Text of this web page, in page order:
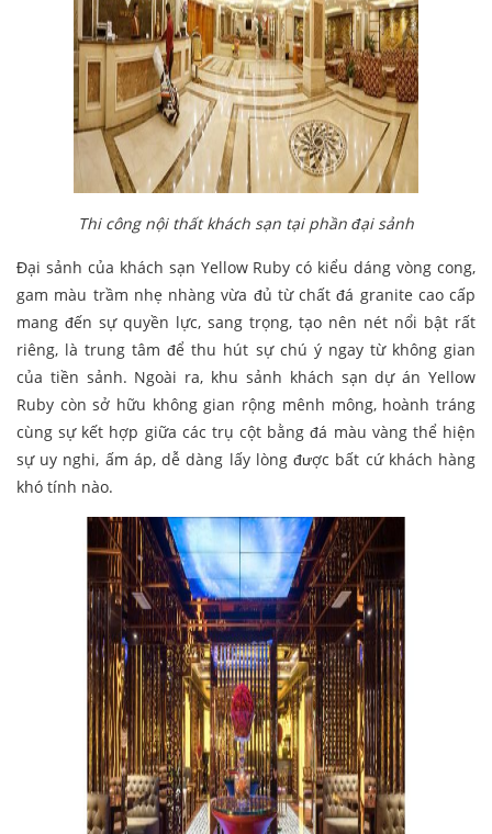
Thi công nội thất khách sạn tại phần đại sảnh
Đại sảnh của khách sạn Yellow Ruby có kiểu dáng vòng cong,
gam màu trầm nhẹ nhàng vừa đủ từ chất đá granite cao cấp
mang đến sự quyền lực, sang trọng, tạo nên nét nổi bật rất
riêng, là trung tâm để thu hút sự chú ý ngay từ không gian
của tiền sảnh. Ngoài ra, khu sảnh khách sạn dự án Yellow
Ruby còn sở hữu không gian rộng mênh mông, hoành tráng
cùng sự kết hợp giữa các trụ cột bằng đá màu vàng thể hiện
sự uy nghi, ấm áp, dễ dàng lấy lòng được bất cứ khách hàng
khó tính nào.